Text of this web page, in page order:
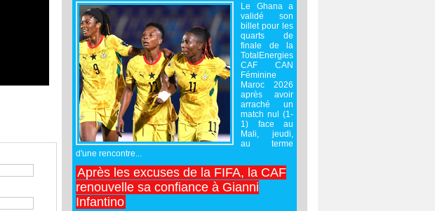
Le Ghana a
validé son
billet pour les
quarts de
finale de la
TotalEnergies
CAF CAN
Féminine
Maroc 2026
après avoir
arraché un
match nul (1-
1) face au
Mali, jeudi,
au terme
d'une rencontre...
Après les excuses de la FIFA, la CAF
renouvelle sa confiance à Gianni
Infantino